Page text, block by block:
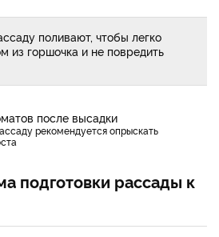
поливают, чтобы легко
из горшочка и не повредить
подготовки рассады к